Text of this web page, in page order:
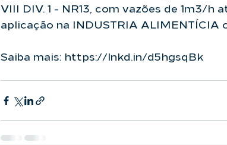
VIII DIV. 1 - NR13, com vazões de 1m3/
aplicação na INDUSTRIA ALIMENTÍCIA
Saiba mais: https://lnkd.in/d5hgsqBk